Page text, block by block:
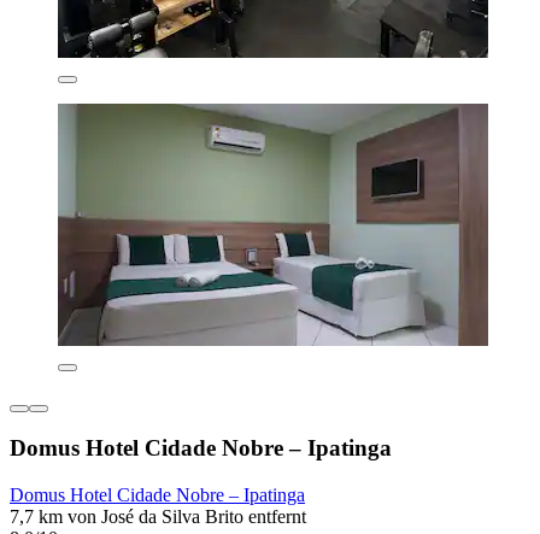
Domus Hotel Cidade Nobre – Ipatinga
Domus Hotel Cidade Nobre – Ipatinga
7,7 km von José da Silva Brito entfernt